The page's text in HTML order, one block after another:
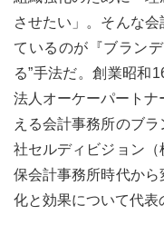
させたい」。そんな
ているのが『ブラン
る”手法だ。創業昭和
法人オーケーパートナ
える会計事務所のブ
社セルディビジョン（
保会計事務所時代か
化と効果について代表